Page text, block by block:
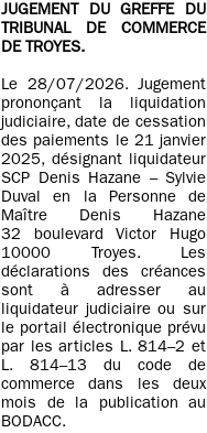
JUGEMENT DU GREFFE DU
TRIBUNAL DE COMMERCE
DE TROYES.
Le 28/07/2026. Jugement
prononçant la liquidation
judiciaire, date de cessation
des paiements le 21 janvier
2025, désignant liquidateur
SCP Denis Hazane – Sylvie
Duval en la Personne de
Maître Denis Hazane
32 boulevard Victor Hugo
10000 Troyes. Les
déclarations des créances
sont à adresser au
liquidateur judiciaire ou sur
le portail électronique prévu
par les articles L. 814–2 et
L. 814–13 du code de
commerce dans les deux
mois de la publication au
BODACC.